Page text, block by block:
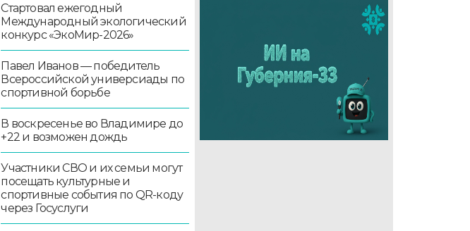
Стартовал ежегодный
Международный экологический
конкурс «ЭкоМир-2026»
Павел Иванов — победитель
Всероссийской универсиады по
спортивной борьбе
В воскресенье во Владимире до
+22 и возможен дождь
Участники СВО и их семьи могут
посещать культурные и
спортивные события по QR-коду
через Госуслуги